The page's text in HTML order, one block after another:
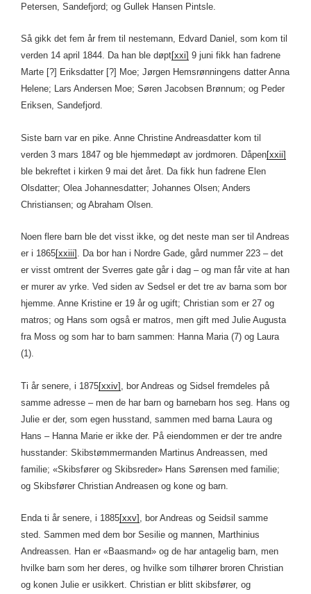
Petersen, Sandefjord; og Gullek Hansen Pintsle.
Så gikk det fem år frem til nestemann, Edvard Daniel, som kom til
verden 14 april 1844. Da han ble døpt[xxi] 9 juni fikk han fadrene
Marte [?] Eriksdatter [?] Moe; Jørgen Hemsrønningens datter Anna
Helene; Lars Andersen Moe; Søren Jacobsen Brønnum; og Peder
Eriksen, Sandefjord.
Siste barn var en pike. Anne Christine Andreasdatter kom til
verden 3 mars 1847 og ble hjemmedøpt av jordmoren. Dåpen[xxii]
ble bekreftet i kirken 9 mai det året. Da fikk hun fadrene Elen
Olsdatter; Olea Johannesdatter; Johannes Olsen; Anders
Christiansen; og Abraham Olsen.
Noen flere barn ble det visst ikke, og det neste man ser til Andreas
er i 1865[xxiii] . Da bor han i Nordre Gade, gård nummer 223 – det
er visst omtrent der Sverres gate går i dag – og man får vite at han
er murer av yrke. Ved siden av Sedsel er det tre av barna som bor
hjemme. Anne Kristine er 19 år og ugift; Christian som er 27 og
matros; og Hans som også er matros, men gift med Julie Augusta
fra Moss og som har to barn sammen: Hanna Maria (7) og Laura
(1).
Ti år senere, i 1875[xxiv] , bor Andreas og Sidsel fremdeles på
samme adresse – men de har barn og barnebarn hos seg. Hans og
Julie er der, som egen husstand, sammen med barna Laura og
Hans – Hanna Marie er ikke der. På eiendommen er der tre andre
husstander: Skibstømmermanden Martinus Andreassen, med
familie; «Skibsfører og Skibsreder» Hans Sørensen med familie;
og Skibsfører Christian Andreasen og kone og barn.
Enda ti år senere, i 1885[xxv] , bor Andreas og Seidsil samme
sted. Sammen med dem bor Sesilie og mannen, Marthinius
Andreassen. Han er «Baasmand» og de har antagelig barn, men
hvilke barn som her deres, og hvilke som tilhører broren Christian
og konen Julie er usikkert. Christian er blitt skibsfører, og